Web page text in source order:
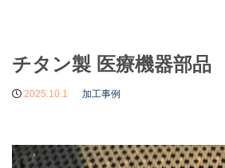
チタン製 医療機器部品
2025.10.1 加工事例